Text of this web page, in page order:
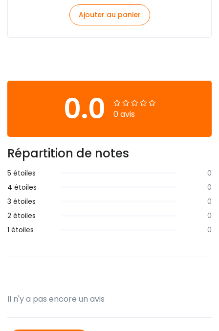
Ajouter au panier
0.0 0 avis
Répartition de notes
5 étoiles
0
4 étoiles
0
3 étoiles
0
2 étoiles
0
1 étoiles
0
Il n'y a pas encore un avis